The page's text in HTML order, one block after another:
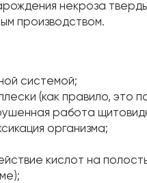
некроза
производством.
системой;
(как правило, это
работа
организма;
кислот на